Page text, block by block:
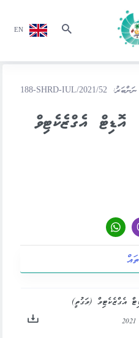
EN
ނަންބަރު: 188-SHRD-IUL/2021/52
އެގްޒެކެޓިވް
އެގްޒެކެޓިވް (ވަގުތީ)